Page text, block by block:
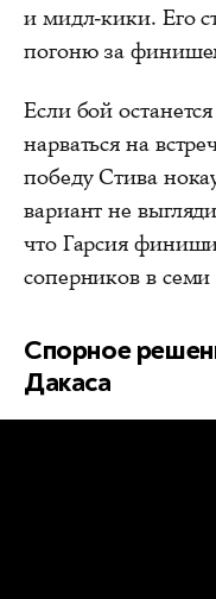
и мидл-кики. Его
погоню за
Если бой
нарваться на
победу Стива
вариант не
что Гарсия
соперников в
Спорное
Дакаса